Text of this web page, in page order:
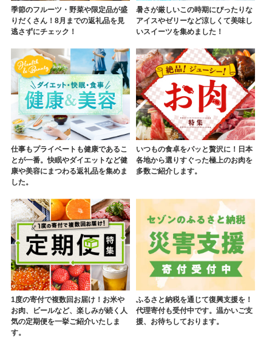
季節のフルーツ・野菜や限定品が盛
りだくさん！8月までの返礼品を見
逃さずにチェック！
暑さが厳しいこの時期にぴったりな
アイスやゼリーなど涼しくて美味し
いスイーツを集めました！
仕事もプライベートも健康であるこ
とが一番。快眠やダイエットなど健
康や美容にまつわる返礼品を集めま
した。
いつもの食卓をパッと贅沢に！日本
各地から選りすぐった極上のお肉を
多数ご紹介します。
1度の寄付で複数回お届け！お米や
お肉、ビールなど、楽しみが続く人
気の定期便を一挙ご紹介いたしま
す。
ふるさと納税を通じて復興支援を！
代理寄付も受付中です。温かいご支
援、お待ちしております。